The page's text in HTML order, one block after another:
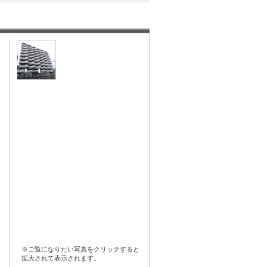
※ご覧になりたい写真をクリックすると
拡大されて表示されます。